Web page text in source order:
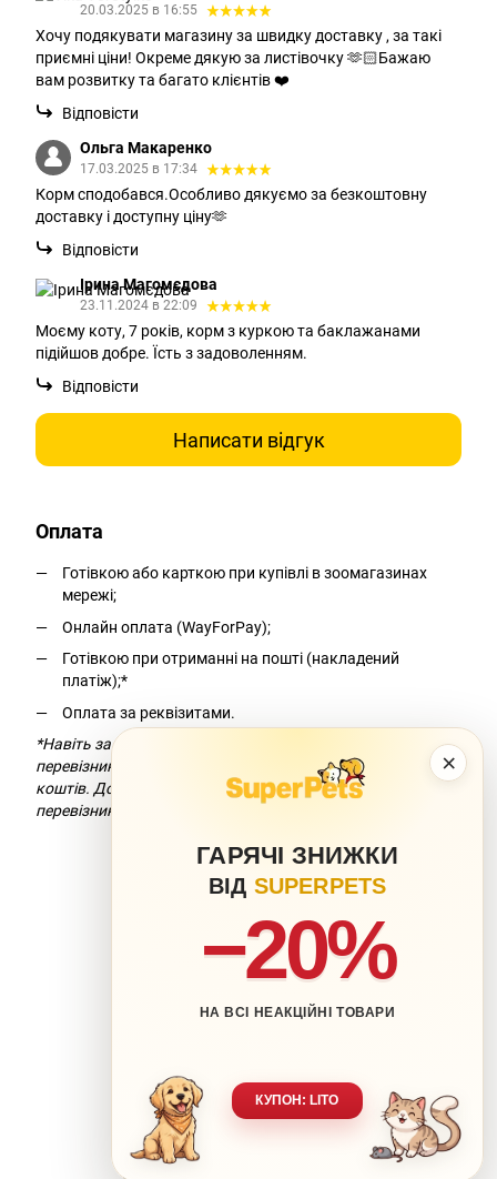
×
ГАРЯЧІ ЗНИЖКИ
ВІД SUPERPETS
−20%
НА ВСІ НЕАКЦІЙНІ ТОВАРИ
КУПОН: LITO
20.03.2025 в 16:55
Хочу подякувати магазину за швидку доставку , за такі
приємні ціни! Окреме дякую за листівочку 🫶🏻Бажаю
вам розвитку та багато клієнтів ❤️
Відповісти
Ольга Макаренко
17.03.2025 в 17:34
Корм сподобався.Особливо дякуємо за безкоштовну
доставку і доступну ціну🫶
Відповісти
Ірина Магомєдова
23.11.2024 в 22:09
Моєму коту, 7 років, корм з куркою та баклажанами
підійшов добре. Їсть з задоволенням.
Відповісти
Написати відгук
Оплата
Готівкою або карткою при купівлі в зоомагазинах
мережі;
Онлайн оплата (WayForPay);
Готівкою при отриманні на пошті (накладений
платіж);*
Оплата за реквізитами.
*Навіть за умови безкоштовної доставки компанія-
перевізник додасть комісію за переказ
коштів. Докладніше можна дізнатися на сайті компанії-
перевізника.
063 217-20-99 066 707-11-17
Повна версія сайту